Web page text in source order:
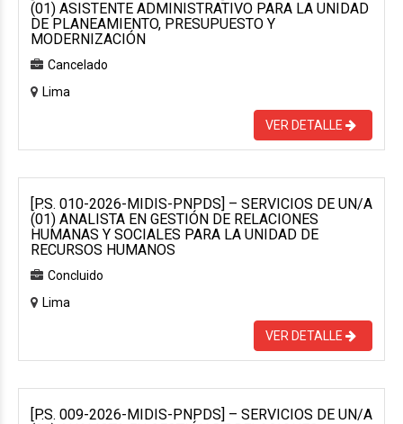
(01) ASISTENTE ADMINISTRATIVO PARA LA UNIDAD
DE PLANEAMIENTO, PRESUPUESTO Y
MODERNIZACIÓN
Cancelado
Lima
VER DETALLE
[P.S. 010-2026-MIDIS-PNPDS] – SERVICIOS DE UN/A
(01) ANALISTA EN GESTIÓN DE RELACIONES
HUMANAS Y SOCIALES PARA LA UNIDAD DE
RECURSOS HUMANOS
Concluido
Lima
VER DETALLE
[P.S. 009-2026-MIDIS-PNPDS] – SERVICIOS DE UN/A